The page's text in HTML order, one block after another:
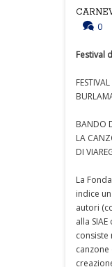
0
Festival
BANDO
LA
DI
La
indice
autori
alla
consiste
canzone